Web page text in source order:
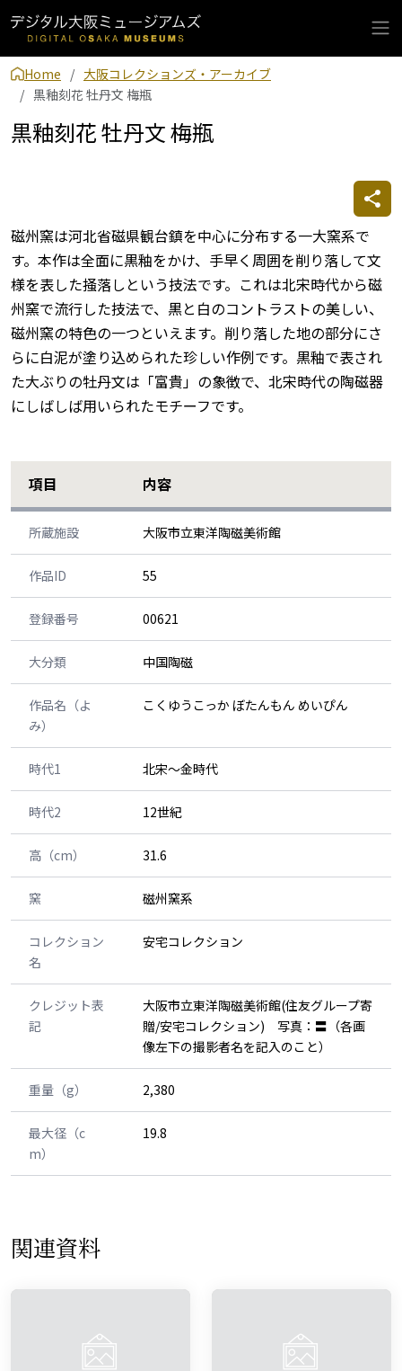
Home
大阪コレクションズ・アーカイブ
黒釉刻花 牡丹文 梅瓶
黒釉刻花 牡丹文 梅瓶
磁州窯は河北省磁県観台鎮を中心に分布する一大窯系で
す。本作は全面に黒釉をかけ、手早く周囲を削り落して文
様を表した掻落しという技法です。これは北宋時代から磁
州窯で流行した技法で、黒と白のコントラストの美しい、
磁州窯の特色の一つといえます。削り落した地の部分にさ
らに白泥が塗り込められた珍しい作例です。黒釉で表され
た大ぶりの牡丹文は「富貴」の象徴で、北宋時代の陶磁器
にしばしば用いられたモチーフです。
項目 内容
所蔵施設 大阪市立東洋陶磁美術館
作品ID 55
登録番号 00621
大分類 中国陶磁
作品名（よ
み）
こくゆうこっか ぼたんもん めいぴん
時代1 北宋～金時代
時代2 12世紀
高（cm） 31.6
窯 磁州窯系
コレクション
名
安宅コレクション
クレジット表
記
大阪市立東洋陶磁美術館(住友グループ寄
贈/安宅コレクション) 写真：〓（各画
像左下の撮影者名を記入のこと）
重量（g） 2,380
最大径（c
m）
19.8
関連資料